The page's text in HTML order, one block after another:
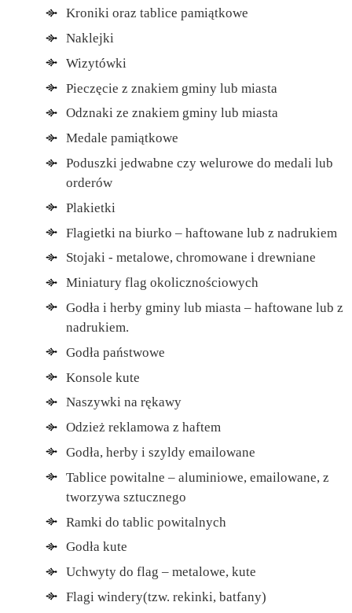
Kroniki oraz tablice pamiątkowe
Naklejki
Wizytówki
Pieczęcie z znakiem gminy lub miasta
Odznaki ze znakiem gminy lub miasta
Medale pamiątkowe
Poduszki jedwabne czy welurowe do medali lub
orderów
Plakietki
Flagietki na biurko – haftowane lub z nadrukiem
Stojaki - metalowe, chromowane i drewniane
Miniatury flag okolicznościowych
Godła i herby gminy lub miasta – haftowane lub z
nadrukiem.
Godła państwowe
Konsole kute
Naszywki na rękawy
Odzież reklamowa z haftem
Godła, herby i szyldy emailowane
Tablice powitalne – aluminiowe, emailowane, z
tworzywa sztucznego
Ramki do tablic powitalnych
Godła kute
Uchwyty do flag – metalowe, kute
Flagi windery(tzw. rekinki, batfany)